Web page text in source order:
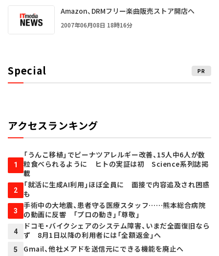
Amazon、DRMフリー楽曲販売ストア開店へ
2007年06月08日 18時16分
Special PR
アクセスランキング
1
「うんこ移植」でピーナツアレルギー改善、15人中6人が数
粒食べられるように ヒトの実証は初 Science系列誌掲
載
2
「就活に生成AI利用」ほぼ全員に 面接で内容追及され困惑
も
3
手術中の大地震、患者守る医療スタッフ……熊本総合病院
の動画に反響 「プロの動き」「尊敬」
4
ドコモ・バイクシェアのシステム障害、いまだ全面復旧なら
ず 8月1日以降の利用者には「全額返金」へ
5 Gmail、他社メアドを送信元にできる機能を廃止へ